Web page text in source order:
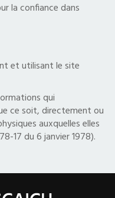
la confiance dans
et utilisant le site
qui
ce soit, directement ou
auxquelles elles
17 du 6 janvier 1978).